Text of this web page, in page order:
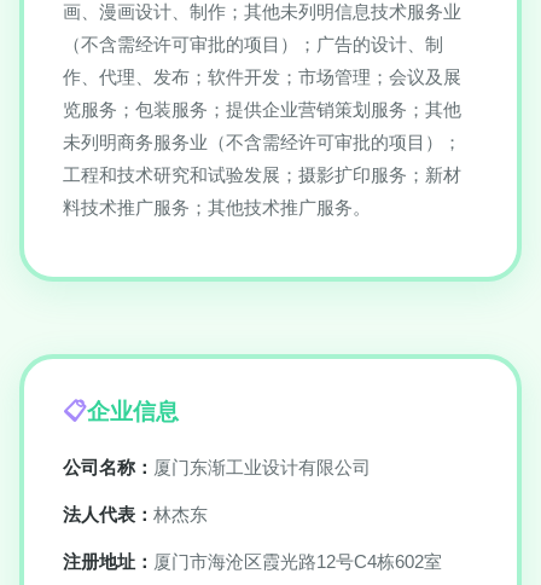
画、漫画设计、制作；其他未列明信息技术服务业
（不含需经许可审批的项目）；广告的设计、制
作、代理、发布；软件开发；市场管理；会议及展
览服务；包装服务；提供企业营销策划服务；其他
未列明商务服务业（不含需经许可审批的项目）；
工程和技术研究和试验发展；摄影扩印服务；新材
料技术推广服务；其他技术推广服务。
企业信息
公司名称： 厦门东渐工业设计有限公司
法人代表： 林杰东
注册地址： 厦门市海沧区霞光路12号C4栋602室